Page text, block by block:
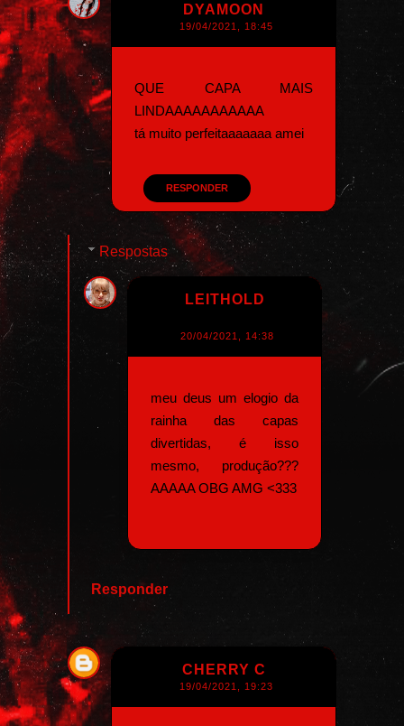
DYAMOON
19/04/2021, 18:45
QUE CAPA MAIS
LINDAAAAAAAAAAA
tá muito perfeitaaaaaaa amei
RESPONDER
Respostas
LEITHOLD
20/04/2021, 14:38
meu deus um elogio da
rainha das capas
divertidas, é isso
mesmo, produção???
AAAAA OBG AMG <333
Responder
CHERRY C
19/04/2021, 19:23